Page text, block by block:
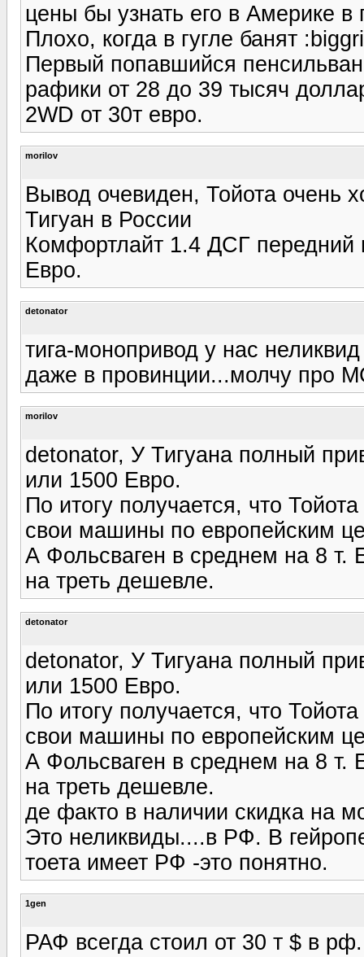
цены бы узнать его в Америке в
Плохо, когда в гугле банят
Первый попавшийся
рафики от 28 до 39 тысяч
2WD от 30т евро.
morilov
Вывод очевиден, Тойота очень
Тигуан в России
Комфортлайт 1.4 ДСГ
Евро.
detonator
тига-монопривод у нас
даже в провинции...молчу про
morilov
detonator, У Тигуана полный
или 1500 Евро.
По итогу получается, что
свои машины по европейским
А Фольсваген в среднем на 8
на треть дешевле.
detonator
detonator, У Тигуана полный
или 1500 Евро.
По итогу получается, что
свои машины по европейским
А Фольсваген в среднем на 8
на треть дешевле.
де факто в наличии скидка на
Это неликвиды....в РФ. В
тоета имеет РФ -это понятно.
1gen
РАФ всегда стоил от 30 т $ в рф.